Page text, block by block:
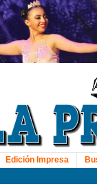
Edición Impresa